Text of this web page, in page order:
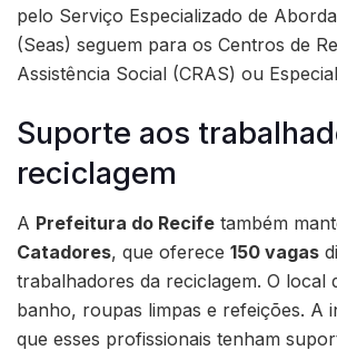
pelo Serviço Especializado de
(Seas) seguem para os Centros de
Assistência Social (CRAS) ou
Suporte aos
reciclagem
A Prefeitura do Recife também
Catadores, que oferece 150 vagas
trabalhadores da reciclagem. O local
banho, roupas limpas e refeições. A
que esses profissionais tenham